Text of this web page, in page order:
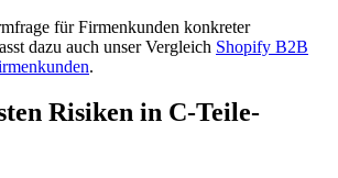
für Firmenkunden konkreter
dazu auch unser Vergleich Shopify B2B
.
Risiken in C-Teile-